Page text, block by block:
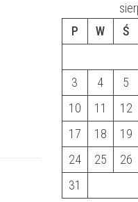
P
W Ś
3
4 5
10
11 12
17
18 19
24
25 26
31